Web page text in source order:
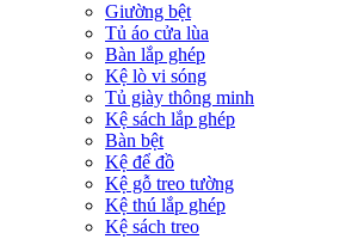
Giường bệt
Tủ áo cửa lùa
Bàn lắp ghép
Kệ lò vi sóng
Tủ giày thông minh
Kệ sách lắp ghép
Bàn bệt
Kệ để đồ
Kệ gỗ treo tường
Kệ thú lắp ghép
Kệ sách treo